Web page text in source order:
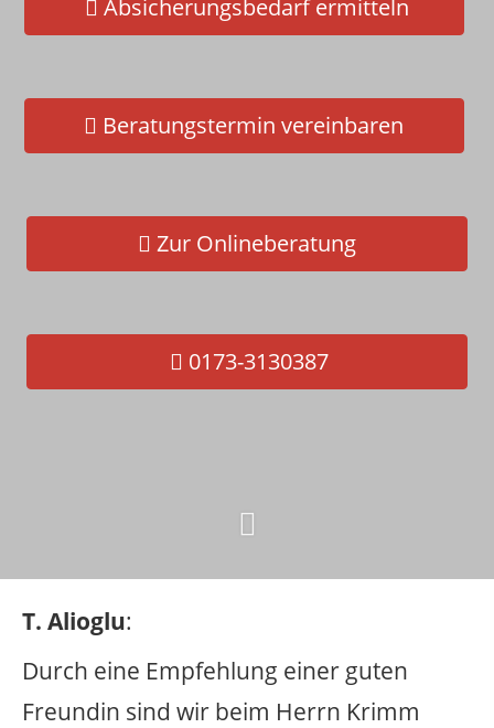
Absicherungsbedarf ermitteln
Beratungstermin vereinbaren
Zur Onlineberatung
0173-3130387
Schnelltest - Jetzt gleich selbst
T. Alioglu:
Durch eine Empfehlung einer guten
Freundin sind wir beim Herrn Krimm